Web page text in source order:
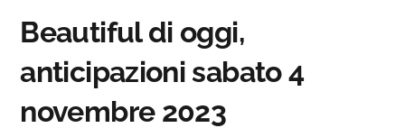
Beautiful di oggi,
anticipazioni sabato 4
novembre 2023